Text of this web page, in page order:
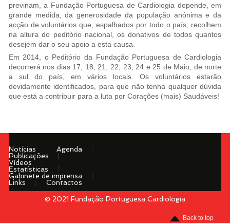
previnam, a Fundação Portuguesa de Cardiologia depende, em
grande medida, da generosidade da população anónima e da
acção de voluntários que, espalhados por todo o país, recolhem
na altura do peditório nacional, os donativos de todos quantos
desejem dar o seu apoio a esta causa.
Em 2014, o Peditório da Fundação Portuguesa de Cardiologia
decorrerá nos dias 17, 18, 21, 22, 23, 24 e 25 de Maio, de norte
a sul do país, em vários locais. Os voluntários estarão
devidamente identificados, para que não tenha qualquer dúvida
que está a contribuir para a luta por Corações (mais) Saudáveis!
Notícias
Agenda
Publicações
Vídeos
Estatísticas
Gabinete de imprensa
Links
Contactos
© 2021 Fundação Portuguesa Cardiologia
Back to top